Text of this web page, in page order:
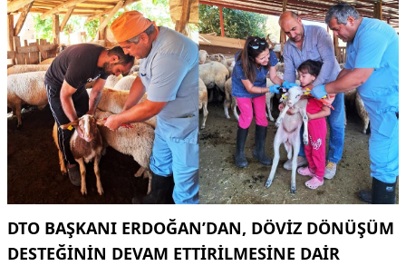
DTO BAŞKANI ERDOĞAN’DAN, DÖVIZ DÖNÜŞÜM
DESTEĞININ DEVAM ETTIRILMESINE DAIR